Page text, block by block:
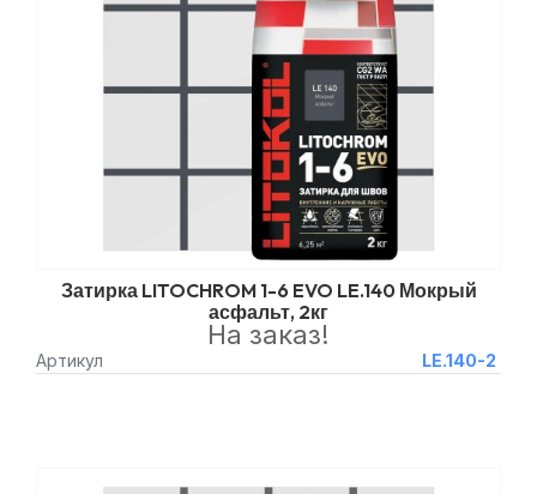
Затирка LITOCHROM 1-6 EVO LE.140 Мокрый
асфальт, 2кг
Артикул LE.140-2
На заказ!